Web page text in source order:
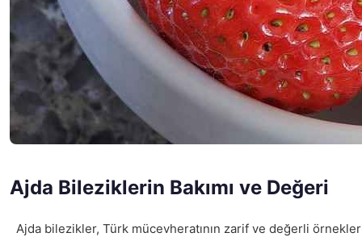
Ajda Bileziklerin Bakımı ve Değeri
Ajda bilezikler, Türk mücevheratının zarif ve değerli